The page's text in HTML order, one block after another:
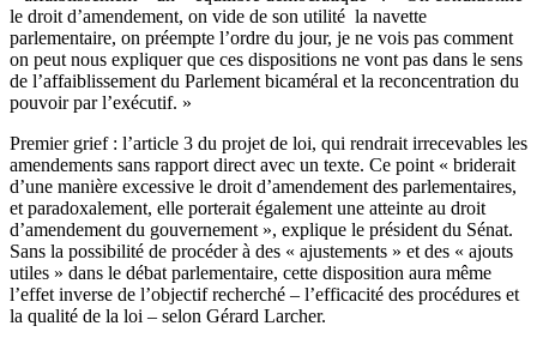
le droit d’amendement, on vide de son utilité la navette
parlementaire, on préempte l’ordre du jour, je ne vois pas comment
on peut nous expliquer que ces dispositions ne vont pas dans le sens
de l’affaiblissement du Parlement bicaméral et la reconcentration du
pouvoir par l’exécutif. »
Premier grief : l’article 3 du projet de loi, qui rendrait irrecevables les
amendements sans rapport direct avec un texte. Ce point « briderait
d’une manière excessive le droit d’amendement des parlementaires,
et paradoxalement, elle porterait également une atteinte au droit
d’amendement du gouvernement », explique le président du Sénat.
Sans la possibilité de procéder à des « ajustements » et des « ajouts
utiles » dans le débat parlementaire, cette disposition aura même
l’effet inverse de l’objectif recherché – l’efficacité des procédures et
la qualité de la loi – selon Gérard Larcher.